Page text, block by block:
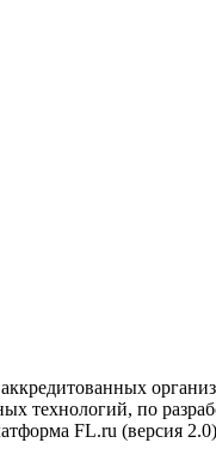
технологий, по
FL.ru (версия